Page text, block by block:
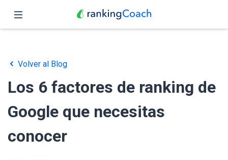
Funciones
Precio
Revendedores
Blog
Volver al Blog
Los 6 factores de ranking de
Google que necesitas
conocer